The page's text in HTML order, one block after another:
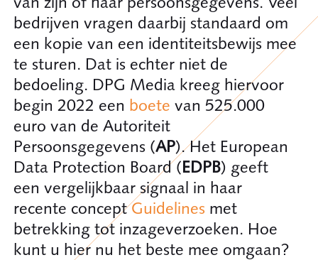
bedrijven vragen daarbij standaard om
een kopie van een identiteitsbewijs mee
te sturen. Dat is echter niet de
bedoeling. DPG Media kreeg hiervoor
begin 2022 een boete van 525.000
euro van de Autoriteit
Persoonsgegevens (AP). Het European
Data Protection Board (EDPB) geeft
een vergelijkbaar signaal in haar
recente conceptGuidelines met
betrekking tot inzageverzoeken. Hoe
kunt u hier nu het beste mee omgaan?